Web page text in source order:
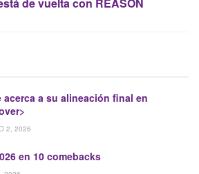
de vuelta con REASON
acerca a su alineación final en
2, 2026
en 10 comebacks